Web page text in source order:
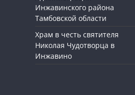
Инжавинского района
Тамбовской области
Храм в честь святителя
Николая Чудотворца в
Инжавино